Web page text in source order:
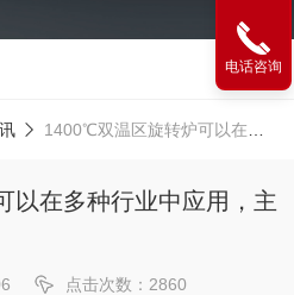
1400℃双温区旋转炉可以在多种行业中应用，主要有以下几个方面
以在多种行业中应用，主
点击次数：2860
电话咨询